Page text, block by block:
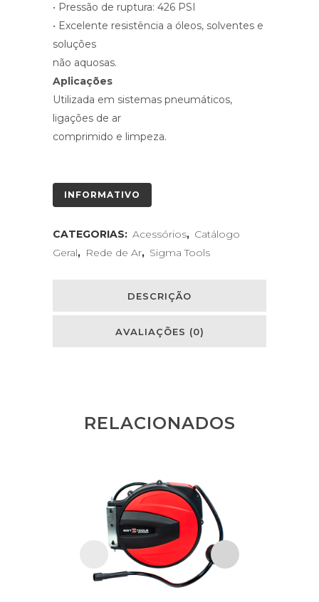
• Pressão de ruptura: 426 PSI
• Excelente resistência a óleos, solventes e
soluções
não aquosas.
Aplicações
Utilizada em sistemas pneumáticos,
ligações de ar
comprimido e limpeza.
INFORMATIVO
CATEGORIAS: Acessórios, Catálogo
Geral, Rede de Ar, Sigma Tools
DESCRIÇÃO
AVALIAÇÕES (0)
RELACIONADOS